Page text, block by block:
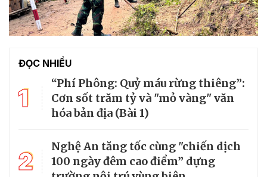
ĐỌC NHIỀU
1
“Phí Phông: Quỷ máu rừng thiêng”:
Cơn sốt trăm tỷ và "mỏ vàng" văn
hóa bản địa (Bài 1)
2
Nghệ An tăng tốc cùng "chiến dịch
100 ngày đêm cao điểm” dựng